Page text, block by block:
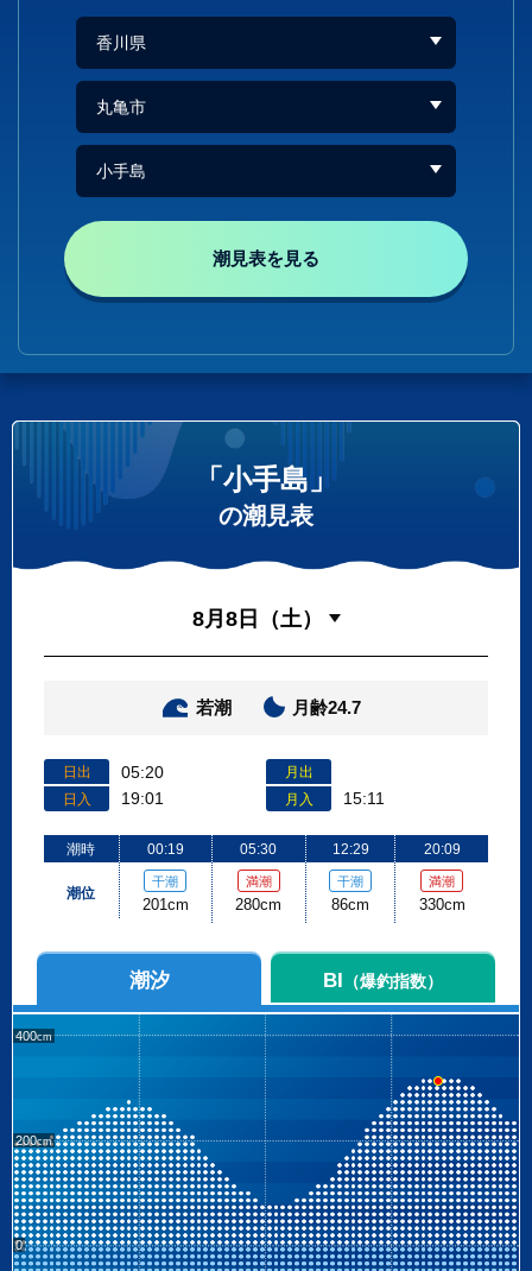
潮見表を見る
「小手島」
の潮見表
若潮 月齢24.7
日出 05:20
日入 19:01
月出
月入
15:11
潮時
潮位
00:19
干潮
201cm
05:30
満潮
280cm
12:29
干潮
86cm
20:09
満潮
330cm
潮汐 BI （爆釣指数）
400
200
0